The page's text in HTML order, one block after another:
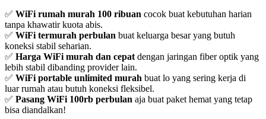
✅ WiFi rumah murah 100 ribuan cocok buat kebutuhan harian
tanpa khawatir kuota abis.
✅ WiFi termurah perbulan buat keluarga besar yang butuh
koneksi stabil seharian.
✅ Harga WiFi murah dan cepat dengan jaringan fiber optik yang
lebih stabil dibanding provider lain.
✅ WiFi portable unlimited murah buat lo yang sering kerja di
luar rumah atau butuh koneksi fleksibel.
✅ Pasang WiFi 100rb perbulan aja buat paket hemat yang tetap
bisa diandalkan!